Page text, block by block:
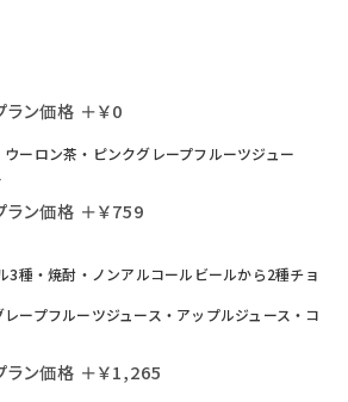
ラン価格 ＋￥0
ーロン茶・ピンクグレープフルーツジュー
ラン価格 ＋￥759
3種・焼酎・ノンアルコールビールから2種チョ
ープフルーツジュース・アップルジュース・コ
ラン価格 ＋￥1,265